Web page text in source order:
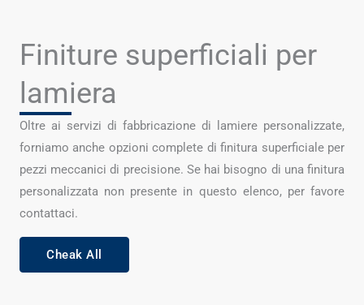
Finiture superficiali per
lamiera
Oltre ai servizi di fabbricazione di lamiere personalizzate,
forniamo anche opzioni complete di finitura superficiale per
pezzi meccanici di precisione. Se hai bisogno di una finitura
personalizzata non presente in questo elenco, per favore
contattaci.
Cheak All